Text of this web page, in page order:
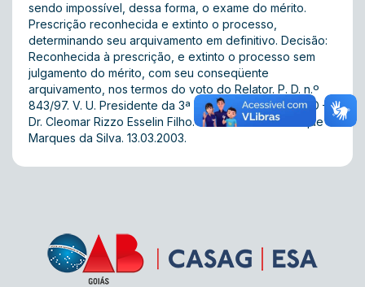
sendo impossível, dessa forma, o exame do mérito.
Prescrição reconhecida e extinto o processo,
determinando seu arquivamento em definitivo. Decisão:
Reconhecida à prescrição, e extinto o processo sem
julgamento do mérito, com seu conseqüente
arquivamento, nos termos do voto do Relator. P. D. n.º
843/97. V. U. Presidente da 3ª Turma do TED/OAB/GO –
Dr. Cleomar Rizzo Esselin Filho. Relator – Juiz Henrique
Marques da Silva. 13.03.2003.